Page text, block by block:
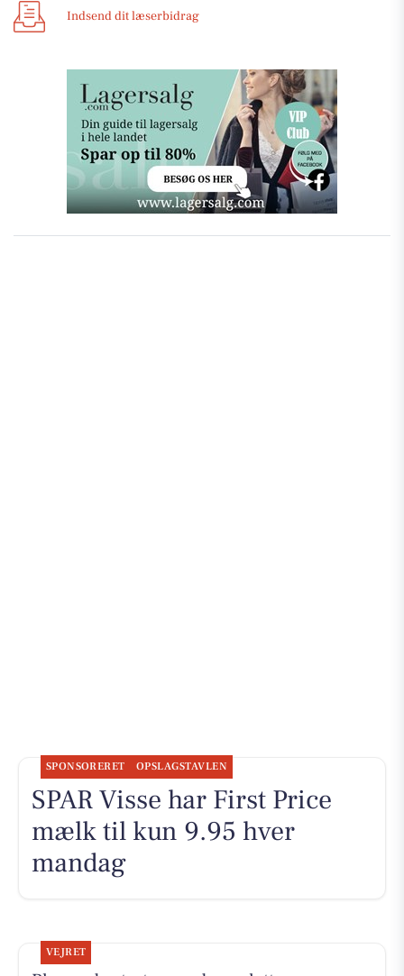
Indsend dit læserbidrag
SPONSORERET OPSLAGSTAVLEN
SPAR Visse har First Price
mælk til kun 9.95 hver
mandag
VEJRET